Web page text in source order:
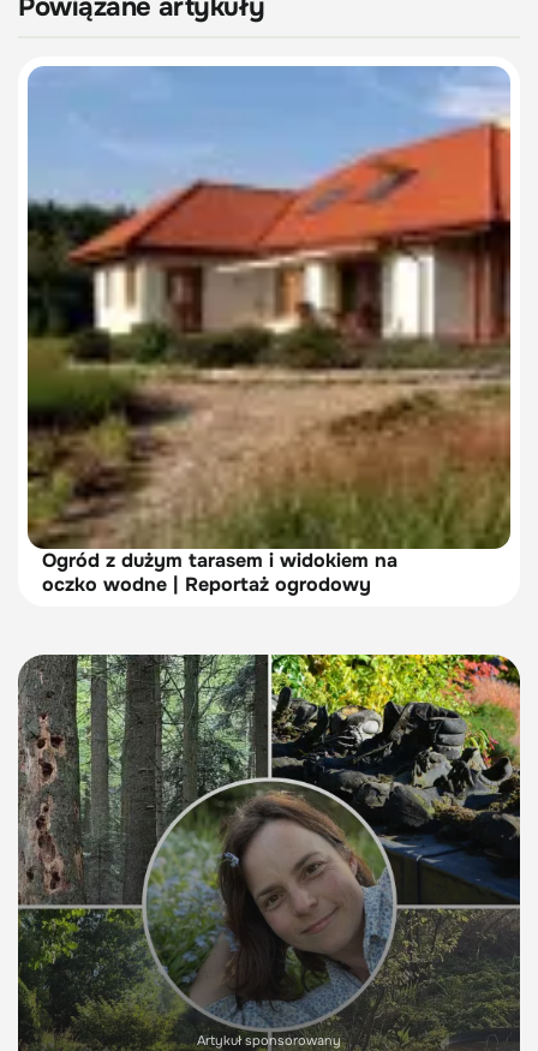
Powiązane artykuły
Ogród z dużym tarasem i widokiem na
oczko wodne | Reportaż ogrodowy
Artykuł sponsorowany